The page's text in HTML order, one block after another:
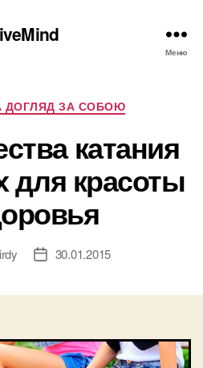
Меню
Категорії
ДОГЛЯД ЗА СОБОЮ
катания
для красоты
Дата30.01.2015